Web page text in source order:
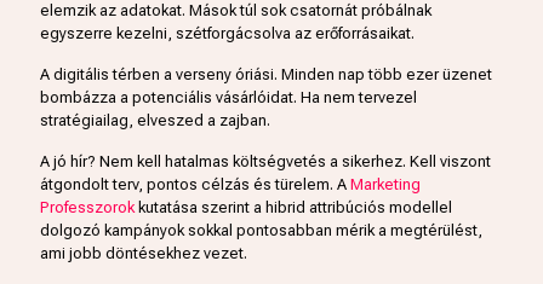
elemzik az adatokat. Mások túl sok csatornát próbálnak
egyszerre kezelni, szétforgácsolva az erőforrásaikat.
A digitális térben a verseny óriási. Minden nap több ezer üzenet
bombázza a potenciális vásárlóidat. Ha nem tervezel
stratégiailag, elveszed a zajban.
A jó hír? Nem kell hatalmas költségvetés a sikerhez. Kell viszont
átgondolt terv, pontos célzás és türelem. A Marketing
Professzorokkutatása szerint a hibrid attribúciós modellel
dolgozó kampányok sokkal pontosabban mérik a megtérülést,
ami jobb döntésekhez vezet.